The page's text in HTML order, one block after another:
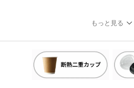
もっと見る